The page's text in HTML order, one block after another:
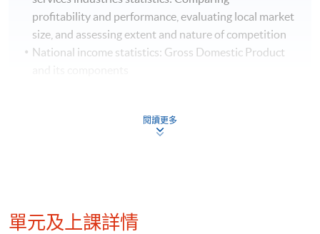
profitability and performance, evaluating local market
size, and assessing extent and nature of competition
National income statistics: Gross Domestic Product
閱讀更多
單元及上課詳情